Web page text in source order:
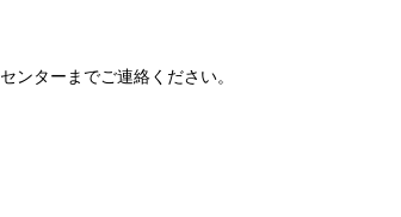
ターまでご連絡ください。